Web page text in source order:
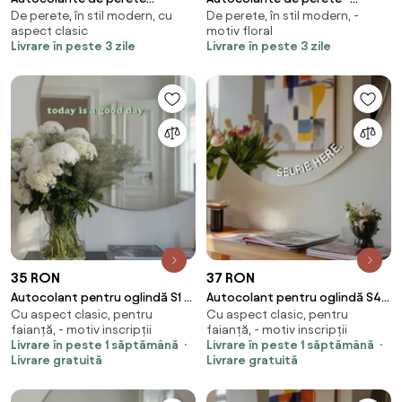
Mandala roz
De perete, în stil modern, cu
aspect clasic
Livrare în peste 3 zile
Mandala crem- maro
De perete, în stil modern, -
motiv floral
Livrare în peste 3 zile
35 RON
Autocolant pentru oglindă S1 –
Today is good day
Cu aspect clasic, pentru
faianță, - motiv inscripții
Livrare în peste 1 săptămână
Livrare gratuită
37 RON
Autocolant pentru oglindă S49
– SELFIE HERE. (round) ,8
Cu aspect clasic, pentru
faianță, - motiv inscripții
Livrare în peste 1 săptămână
Livrare gratuită